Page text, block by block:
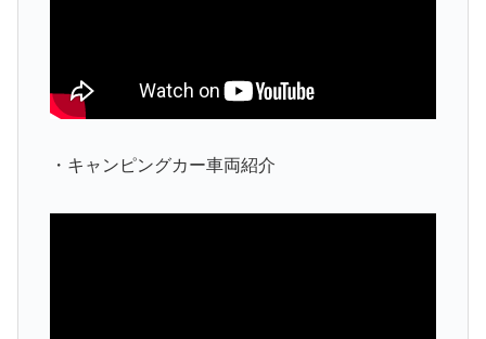
・キャンピングカー車両紹介